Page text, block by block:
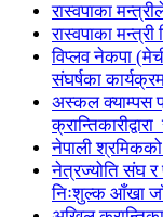
रास्वपाका
रास्वपाका
विप्लव नेकपा
संघर्षका
अस्कल क्याम्पस
नेपाली श्रमिकको
नेत्रज्योति संघ र
निःशुल्क आँखा